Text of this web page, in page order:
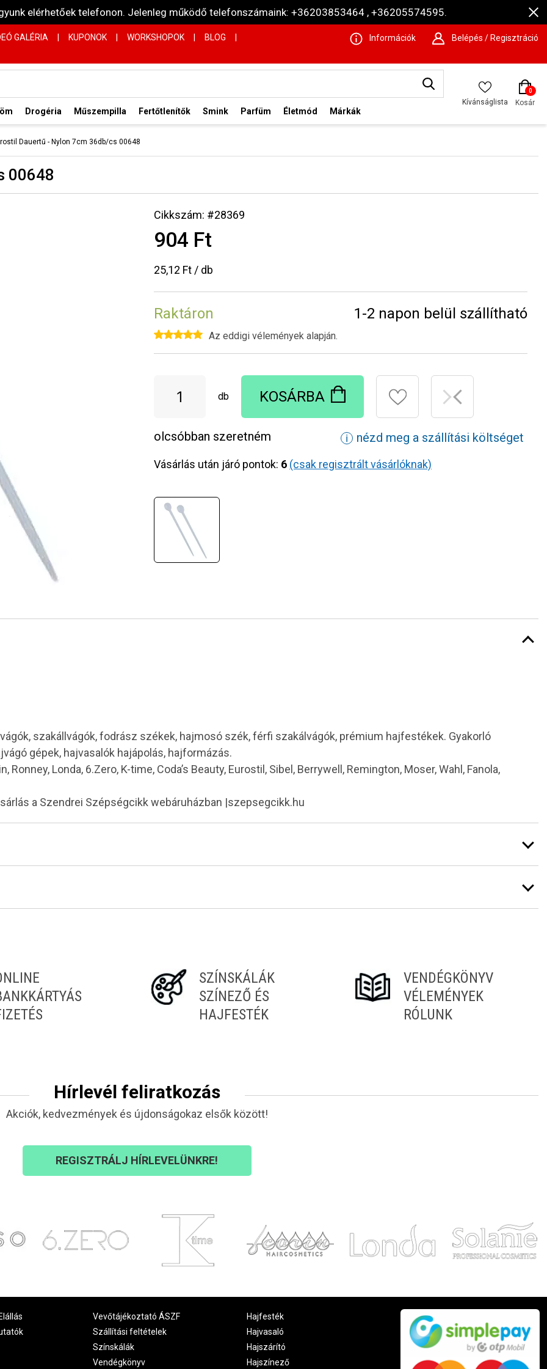
elérhetőek telefonon. Jelenleg működő telefonszámaink: +36203853464 , +36205574595.
GALÉRIA KUPONOK WORKSHOPOK BLOG Információk Belépés / Regisztráció
Drogéria Műszempilla Fertőtlenítők Smink Parfüm Életmód Márkák
Kívánságlista
0
Kosár
Dauertű - Nylon 7cm 36db/cs 00648
00648
Cikkszám: #28369
904 Ft
25,12 Ft / db
Raktáron 1-2 napon belül szállítható
Az eddigi vélemények alapján.
db KOSÁRBA
olcsóbban szeretném ℹ nézd meg a szállítási költséget
Vásárlás után járó pontok: 6 (csak regisztrált vásárlóknak)
szakállvágók, fodrász székek, hajmosó szék, férfi szakálvágók, prémium hajfestékek. Gyakorló
gépek, hajvasalók hajápolás, hajformázás.
Ronney, Londa, 6.Zero, K-time, Coda’s Beauty, Eurostil, Sibel, Berrywell, Remington, Moser, Wahl, Fanola,
a Szendrei Szépségcikk webáruházban |szepsegcikk.hu
SZÍNSKÁLÁK
SZÍNEZŐ ÉS
HAJFESTÉK
VENDÉGKÖNYV
VÉLEMÉNYEK
RÓLUNK
Hírlevél feliratkozás
Akciók, kedvezmények és újdonságokaz elsők között!
REGISZTRÁLJ HÍRLEVELÜNKRE!
Vevőtájékoztató ÁSZF
Szállítási feltételek
Színskálák
Vendégkönyv
Hajfesték
Hajvasaló
Hajszárító
Hajszínező